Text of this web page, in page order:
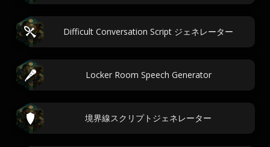
Difficult Conversation Script ジェネレーター
Locker Room Speech Generator
境界線スクリプトジェネレーター